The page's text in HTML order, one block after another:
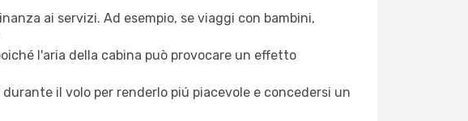
ai servizi. Ad esempio, se viaggi con bambini,
l'aria della cabina può provocare un effetto
il volo per renderlo piú piacevole e concedersi un